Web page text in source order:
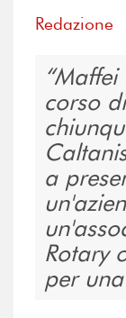
Redazione
Maffei
corso
a
Rotary
per